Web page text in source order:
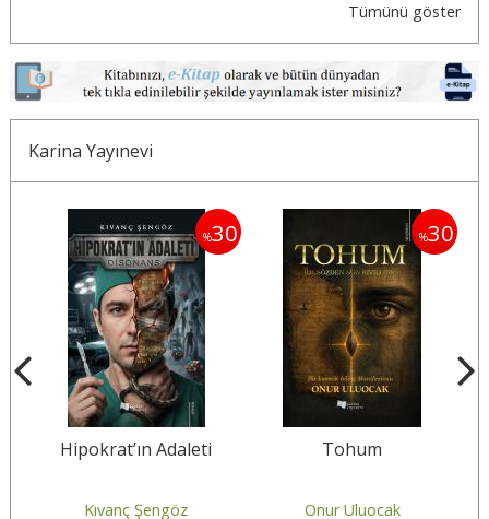
Tümünü göster
Karina Yayınevi
%30
Hipokrat’ın Adaleti
Kıvanç Şengöz
%30
Tohum
Onur Uluocak